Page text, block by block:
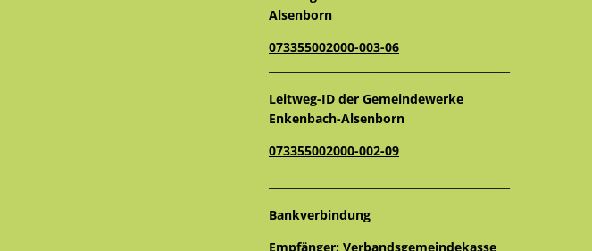
Alsenborn
073355002000-003-06
Leitweg-ID der Gemeindewerke
Enkenbach-Alsenborn
073355002000-002-09
Bankverbindung
Empfänger: Verbandsgemeindekasse